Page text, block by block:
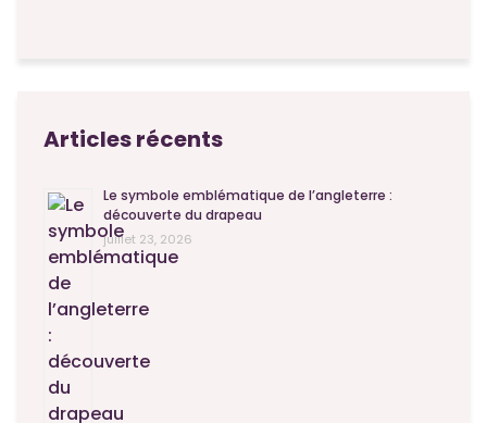
Articles récents
Le symbole emblématique de l’angleterre :
découverte du drapeau
juillet 23, 2026